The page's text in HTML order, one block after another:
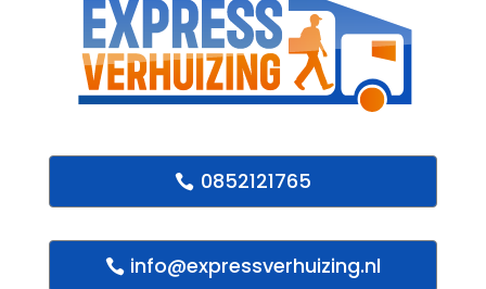
0852121765
info@expressverhuizing.nl